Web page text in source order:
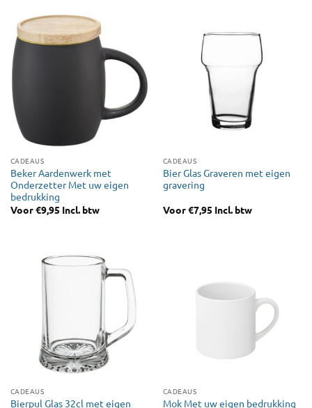
CADEAUS
Beker Aardenwerk met
Onderzetter Met uw eigen
bedrukking
Voor€9,95 Incl. btw
CADEAUS
Bier Glas Graveren met eigen
gravering
Voor€7,95 Incl. btw
CADEAUS
Bierpul Glas 32cl met eigen
CADEAUS
Mok Met uw eigen bedrukking